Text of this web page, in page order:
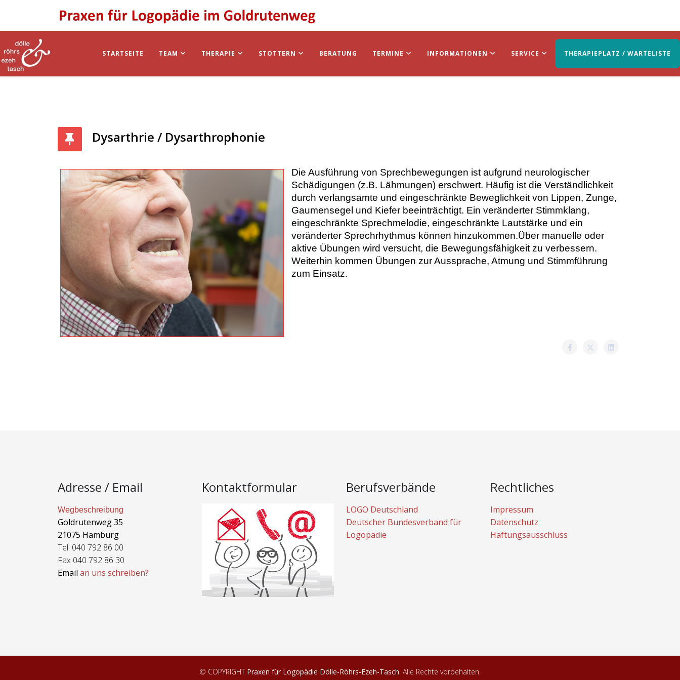
STARTSEITE TEAM THERAPIE STOTTERN BERATUNG TERMINE INFORMATIONEN SERVICE THERAPIEPLATZ / WARTELISTE
Dysarthrie / Dysarthrophonie
Die Ausführung von Sprechbewegungen ist aufgrund neurologischer
Schädigungen (z.B. Lähmungen) erschwert. Häufig ist die Verständlichkeit
durch verlangsamte und eingeschränkte Beweglichkeit von Lippen, Zunge,
Gaumensegel und Kiefer beeinträchtigt. Ein veränderter Stimmklang,
eingeschränkte Sprechmelodie, eingeschränkte Lautstärke und ein
veränderter Sprechrhythmus können hinzukommen.Über manuelle oder
aktive Übungen wird versucht, die Bewegungsfähigkeit zu verbessern.
Weiterhin kommen Übungen zur Aussprache, Atmung und Stimmführung
zum Einsatz.
Adresse / Email
Wegbeschreibung
Goldrutenweg 35
21075 Hamburg
Tel. 040 792 86 00
Fax 040 792 86 30
Email an uns schreiben?
Kontaktformular Berufsverbände
LOGO Deutschland
Deutscher Bundesverband für
Logopädie
Rechtliches
Impressum
Datenschutz
Haftungsausschluss
© COPYRIGHT Praxen für Logopädie Dölle-Röhrs-Ezeh-Tasch . Alle Rechte vorbehalten.